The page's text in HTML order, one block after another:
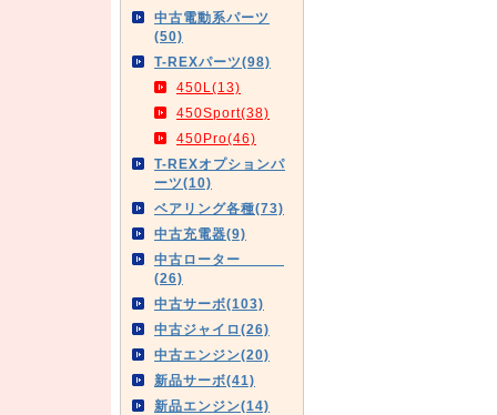
中古電動系パーツ
(50)
T-REXパーツ(98)
450L(13)
450Sport(38)
450Pro(46)
T-REXオプションパ
ーツ(10)
ベアリング各種(73)
中古充電器(9)
中古ローター
(26)
中古サーボ(103)
中古ジャイロ(26)
中古エンジン(20)
新品サーボ(41)
新品エンジン(14)